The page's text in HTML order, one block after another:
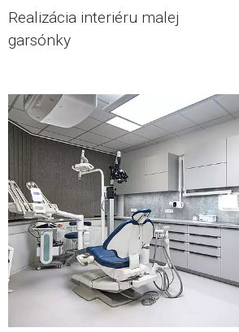
Realizácia interiéru malej
garsónky